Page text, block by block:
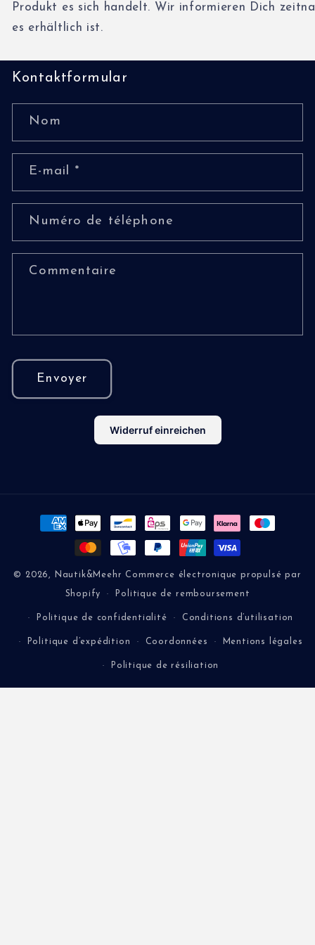
Prod u kt es sich hande t. Wir informieren Dich zeitna
es erhä t ich ist.
Kontaktformular
Nom
E-mail *
Numéro de téléphone
Commentaire
Envoyer
Widerruf einreichen
Moyens
paiement
© 2026, Nautik&Meehr Commerce électronique propulsé par
Shopify Politique de remboursement
Politique de confidentialité Conditions d’utilisation
Politique d’expédition Coordonnées Mentions légales
Politique de résiliation